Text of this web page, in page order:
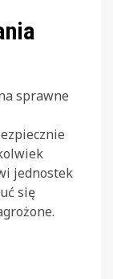
sprawne
jednostek
się